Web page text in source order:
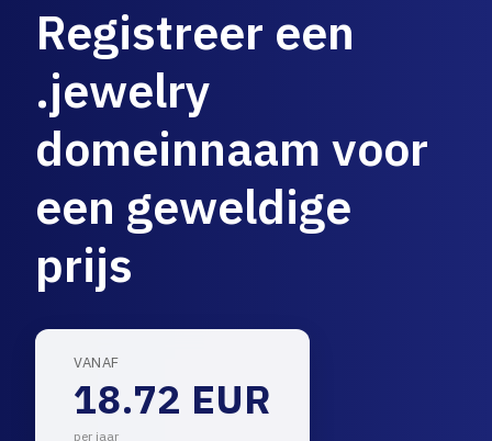
Registreer een
.jewelry
domeinnaam voor
een geweldige
prijs
VANAF
18.72 EUR
per jaar